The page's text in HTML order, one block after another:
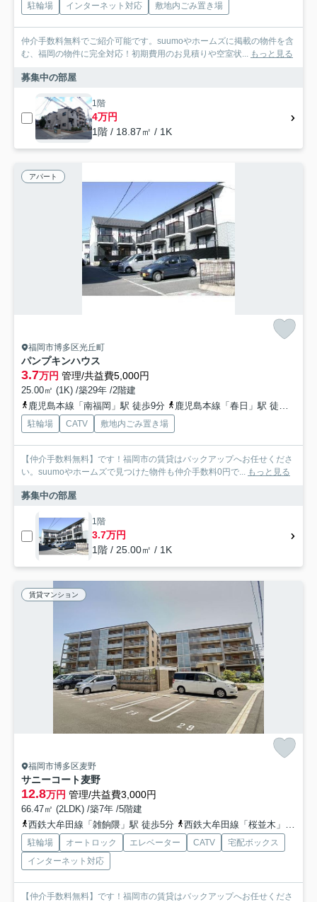
駐輪場 インターネット対応 敷地内ごみ置き場
仲介手数料無料でご紹介可能です。suumoやホームズに掲載の物件を含
む、福岡の物件に完全対応！初期費用のお見積りや空室状... もっと見る
募集中の部屋
1階
4万円
1階 / 18.87㎡ / 1K
アパート
福岡市博多区光丘町
パンプキンハウス
3.7万円 管理/共益費5,000円
25.00㎡ (1K) /築29年 /2階建
鹿児島本線「南福岡」駅 徒歩9分
鹿児島本線「春日」駅 徒歩7分
駐輪場 CATV 敷地内ごみ置き場
【仲介手数料無料】です！福岡市の賃貸はバックアップへお任せくださ
い。suumoやホームズで見つけた物件も仲介手数料0円で... もっと見る
募集中の部屋
1階
3.7万円
1階 / 25.00㎡ / 1K
賃貸マンション
福岡市博多区麦野
サニーコート麦野
12.8万円 管理/共益費3,000円
66.47㎡ (2LDK) /築7年 /5階建
西鉄大牟田線「雑餉隈」駅 徒歩5分
西鉄大牟田線「桜並木」駅 徒歩9分
駐輪場 オートロック エレベーター CATV
宅配ボックス
インターネット対応
【仲介手数料無料】です！福岡市の賃貸はバックアップへお任せくださ